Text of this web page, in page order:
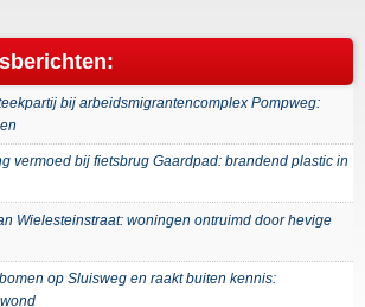
bij arbeidsmigrantencomplex Pompweg:
vermoed bij fietsbrug Gaardpad: brandend plastic in
Wielesteinstraat: woningen ontruimd door hevige
op Sluisweg en raakt buiten kennis: